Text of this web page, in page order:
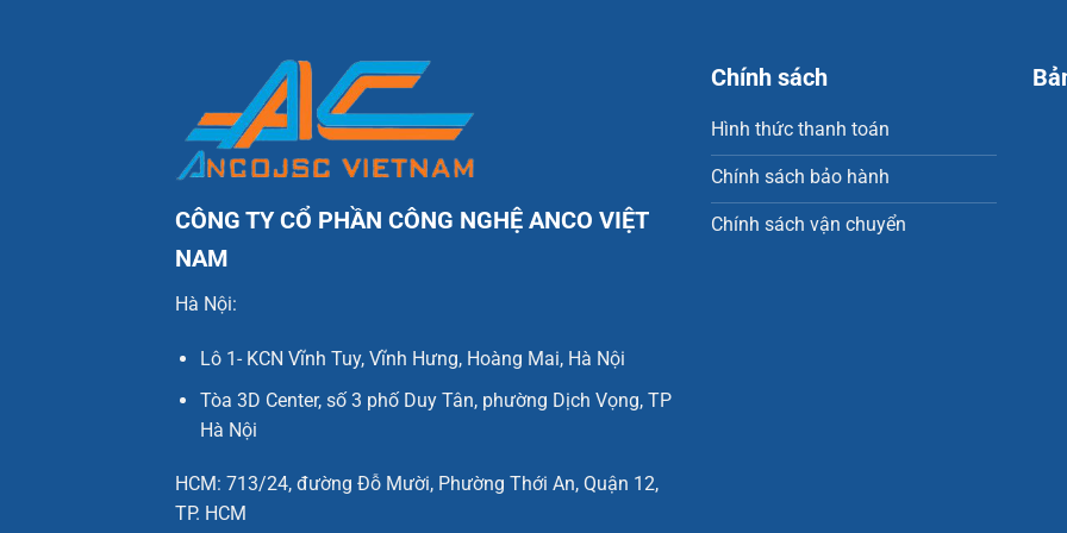
CÔNG TY CỔ PHẦN CÔNG NGHỆ ANCO VIỆT
NAM
Hà Nội:
Lô 1- KCN Vĩnh Tuy, Vĩnh Hưng, Hoàng Mai, Hà Nội
Tòa 3D Center, số 3 phố Duy Tân, phường Dịch Vọng, TP
Hà Nội
HCM: 713/24, đường Đỗ Mười, Phường Thới An, Quận 12,
TP. HCM
Chính sách
Hình thức thanh toán
Chính sách bảo hành
Chính sách vận chuyển